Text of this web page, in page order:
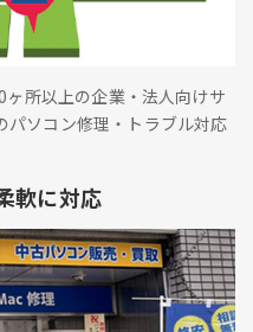
所以上の企業・法人向けサ
パソコン修理・トラブル対応
軟に対応